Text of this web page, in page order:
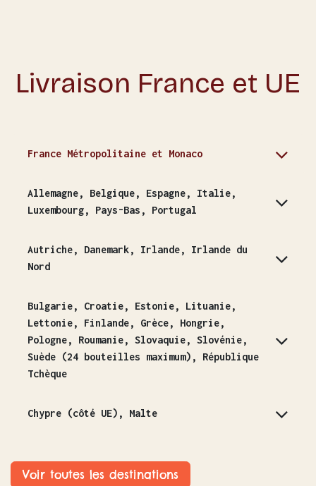
Livraison France et UE
France Métropolitaine et Monaco
Allemagne, Belgique, Espagne, Italie,
Luxembourg, Pays-Bas, Portugal
Autriche, Danemark, Irlande, Irlande du
Nord
Bulgarie, Croatie, Estonie, Lituanie,
Lettonie, Finlande, Grèce, Hongrie,
Pologne, Roumanie, Slovaquie, Slovénie,
Suède (24 bouteilles maximum), République
Tchèque
Chypre (côté UE), Malte
Voir toutes les destinations